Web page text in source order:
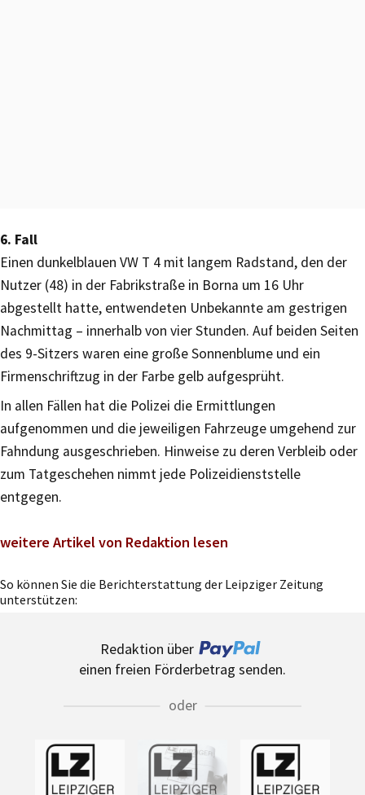
6. Fall
Einen dunkelblauen VW T 4 mit langem Radstand, den der
Nutzer (48) in der Fabrikstraße in Borna um 16 Uhr
abgestellt hatte, entwendeten Unbekannte am gestrigen
Nachmittag – innerhalb von vier Stunden. Auf beiden Seiten
des 9-Sitzers waren eine große Sonnenblume und ein
Firmenschriftzug in der Farbe gelb aufgesprüht.
In allen Fällen hat die Polizei die Ermittlungen
aufgenommen und die jeweiligen Fahrzeuge umgehend zur
Fahndung ausgeschrieben. Hinweise zu deren Verbleib oder
zum Tatgeschehen nimmt jede Polizeidienststelle
entgegen.
weitere Artikel von Redaktion lesen
So können Sie die Berichterstattung der Leipziger Zeitung
unterstützen:
Redaktion über
einen freien Förderbetrag senden.
oder